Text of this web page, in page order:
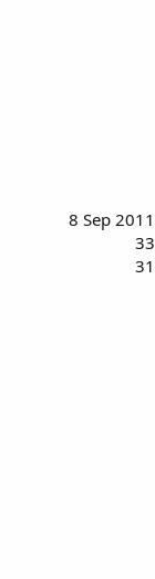
8 Sep 2011
33
31